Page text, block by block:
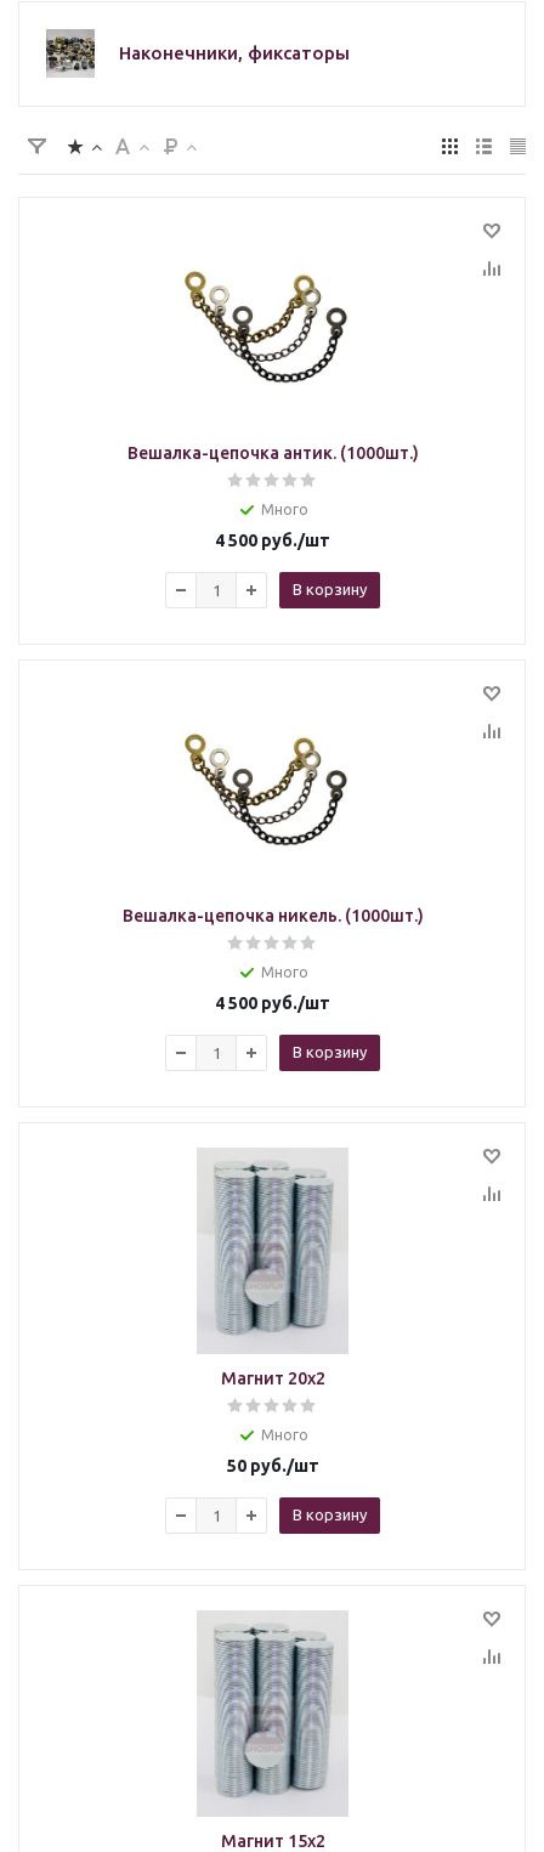
Наконечники, фиксаторы
Вешалка-цепочка антик. (1000шт.)
Много
4 500 руб./шт
В корзину
Вешалка-цепочка никель. (1000шт.)
Много
4 500 руб./шт
В корзину
Магнит 20x2
Много
50руб./шт
В корзину
Магнит 15x2